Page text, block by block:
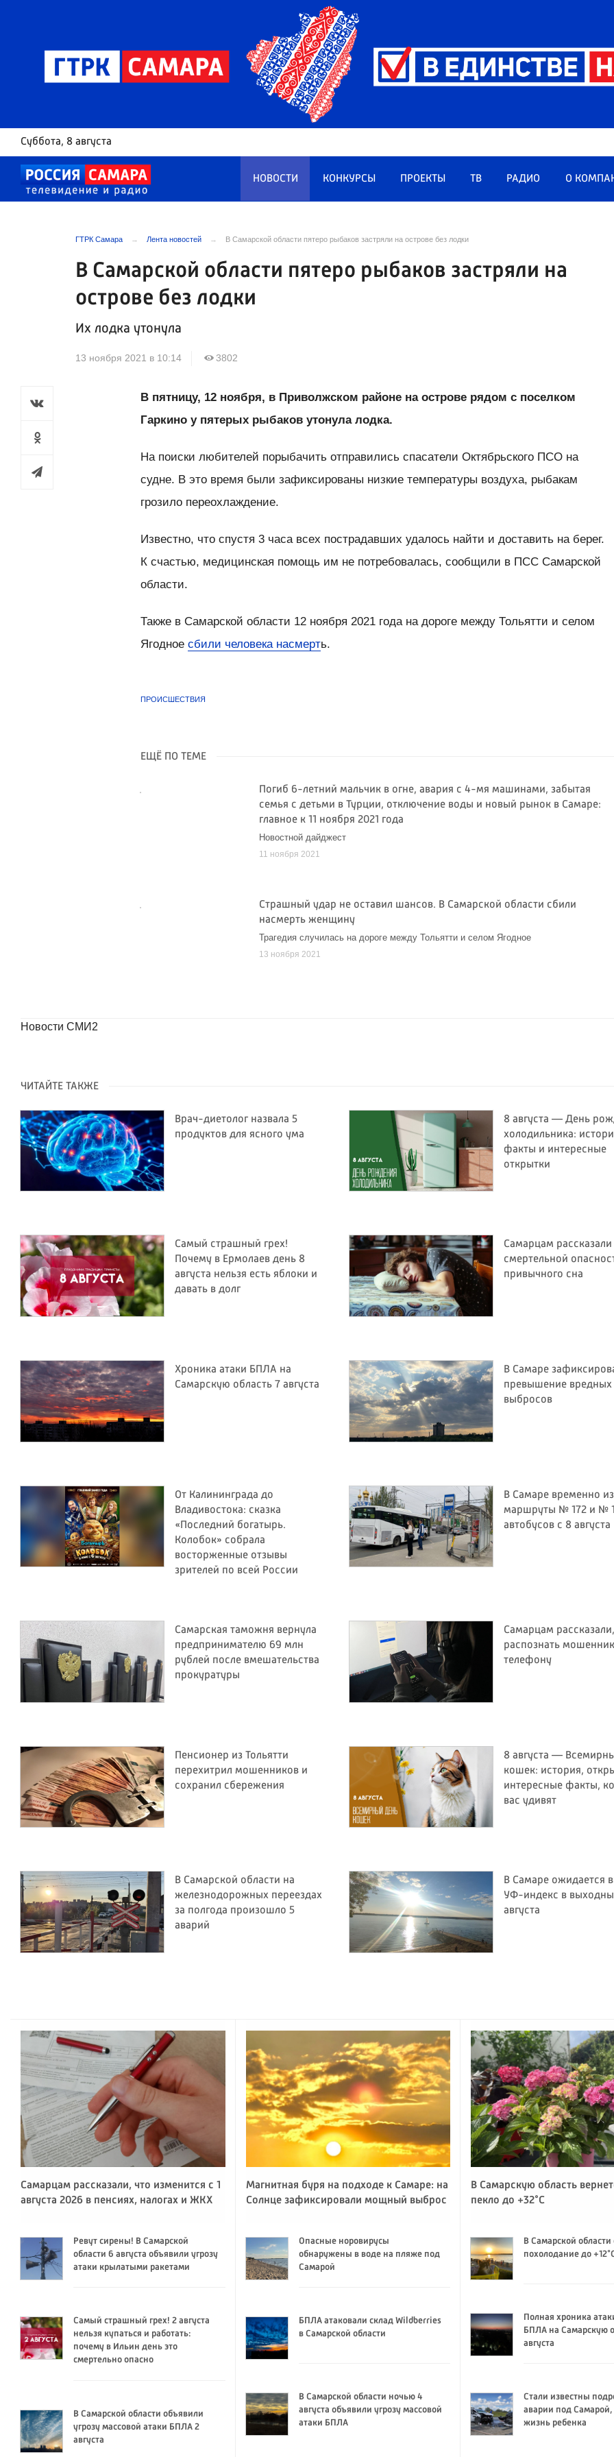
Суббота, 8 августа
НОВОСТИ КОНКУРСЫ ПРОЕКТЫ ТВ РАДИО О
ГТРК Самара Лента новостей В Самарской области пятеро рыбаков застряли на острове без лодки
В Самарской области пятеро рыбаков застряли на
острове без лодки
Их лодка утонула
13 ноября 2021 в 10:14 3802
В пятницу, 12 ноября, в Приволжском районе на острове рядом с поселком
Гаркино у пятерых рыбаков утонула лодка.
На поиски любителей порыбачить отправились спасатели Октябрьского ПСО на
судне. В это время были зафиксированы низкие температуры воздуха, рыбакам
грозило переохлаждение.
Известно, что спустя 3 часа всех пострадавших удалось найти и доставить на берег.
К счастью, медицинская помощь им не потребовалась, сообщили в ПСС Самарской
области.
Также в Самарской области 12 ноября 2021 года на дороге между Тольятти и селом
Ягодноесбили человека насмерть.
ПРОИСШЕСТВИЯ
ЕЩЁ ПО ТЕМЕ
Погиб 6-летний мальчик в огне, авария с 4-мя машинами, забытая
семья с детьми в Турции, отключение воды и новый рынок в Самаре:
главное к 11 ноября 2021 года
Новостной дайджест
11 ноября 2021
Страшный удар не оставил шансов. В Самарской области сбили
насмерть женщину
Трагедия случилась на дороге между Тольятти и селом Ягодное
13 ноября 2021
Новости СМИ2
ЧИТАЙТЕ ТАКЖЕ
Врач-диетолог назвала 5
продуктов для ясного ума
8 августа — День
холодильника:
факты и интересные
открытки
Самый страшный грех!
Почему в Ермолаев день 8
августа нельзя есть яблоки и
давать в долг
Самарцам рассказали
смертельной
привычного сна
Хроника атаки БПЛА на
Самарскую область 7 августа
В Самаре
превышение вредных
выбросов
От Калининграда до
Владивостока: сказка
«Последний богатырь.
Колобок» собрала
восторженные отзывы
зрителей по всей России
В Самаре временно
маршруты № 172 и №
автобусов с 8 августа
Самарская таможня вернула
предпринимателю 69 млн
рублей после вмешательства
прокуратуры
Самарцам
распознать
телефону
Пенсионер из Тольятти
перехитрил мошенников и
сохранил сбережения
8 августа —
кошек: история,
интересные факты,
вас удивят
В Самарской области на
железнодорожных переездах
за полгода произошло 5
аварий
В Самаре ожидается
УФ-индекс в
августа
Самарцам рассказали, что изменится с 1
августа 2026 в пенсиях, налогах и ЖКХ
Ревут сирены! В Самарской
области 6 августа объявили угрозу
атаки крылатыми ракетами
Самый страшный грех! 2 августа
нельзя купаться и работать:
почему в Ильин день это
смертельно опасно
В Самарской области объявили
угрозу массовой атаки БПЛА 2
августа
Магнитная буря на подходе к Самаре: на
Солнце зафиксировали мощный выброс
Опасные норовирусы
обнаружены в воде на пляже под
Самарой
БПЛА атаковали склад Wildberries
в Самарской области
В Самарской области ночью 4
августа объявили угрозу массовой
атаки БПЛА
В Самарскую область
пекло до +32°C
В Самарской
похолодание до
Полная хроника
БПЛА на Самарскую
августа
Стали известны
аварии под
жизнь ребенка